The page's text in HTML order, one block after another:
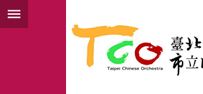
跳到主要內容區塊